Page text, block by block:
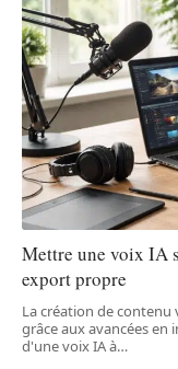
Mettre une voix IA
export propre
La création de contenu
grâce aux avancées en
d'une voix IA à…